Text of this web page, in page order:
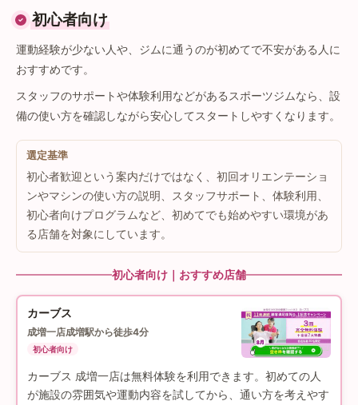
初心者向け
運動経験が少ない人や、ジムに通うのが初めてで不安がある人に
おすすめです。
スタッフのサポートや体験利用などがあるスポーツジムなら、設
備の使い方を確認しながら安心してスタートしやすくなります。
選定基準
初心者歓迎という案内だけではなく、初回オリエンテーショ
ンやマシンの使い方の説明、スタッフサポート、体験利用、
初心者向けプログラムなど、初めてでも始めやすい環境があ
る店舗を対象にしています。
初心者向け｜おすすめ店舗
カーブス
成増一店成増駅から徒歩4分
初心者向け
カーブス 成増一店は無料体験を利用できます。初めての人
が施設の雰囲気や運動内容を試してから、通い方を考えやす